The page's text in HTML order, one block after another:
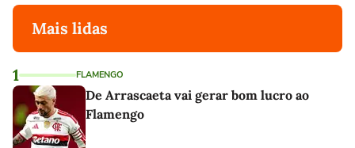
Mais lidas
1 FLAMENGO
De Arrascaeta vai gerar bom lucro ao
Flamengo